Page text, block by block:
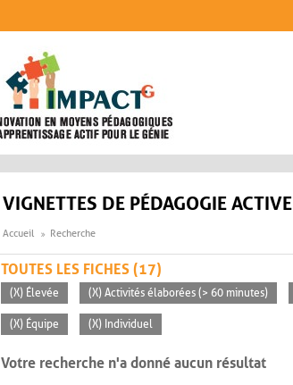
VIGNETTES DE PÉDAGOGIE ACTIVE
Accueil Recherche
TOUTES LES FICHES (17)
(X) Élevée (X) Activités élaborées (> 60 minutes)
(X) Équipe (X) Individuel
Votre recherche n'a donné aucun résultat